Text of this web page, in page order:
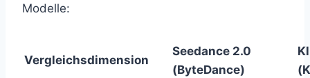
Modelle:
Vergleichsdimension
Seedance 2.0
(ByteDance)